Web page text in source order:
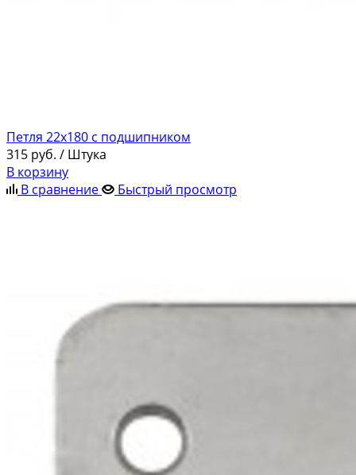
Петля 22х180 с подшипником
315 руб. / Штука
В корзину
В сравнение
Быстрый просмотр